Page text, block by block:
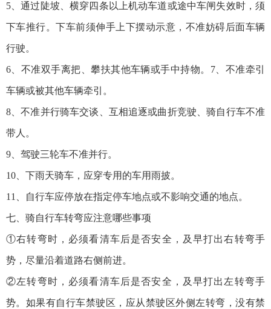
5、通过陡坡、横穿四条以上机动车道或途中车闸失效时，须
下车推行。下车前须伸手上下摆动示意，不准妨碍后面车辆
行驶。
6、不准双手离把、攀扶其他车辆或手中持物。7、不准牵引
车辆或被其他车辆牵引。
8、不准并行骑车交谈、互相追逐或曲折竞驶、骑自行车不准
带人。
9、驾驶三轮车不准并行。
10、下雨天骑车，应穿专用的车用雨披。
11、自行车应停放在指定停车地点或不影响交通的地点。
七、骑自行车转弯应注意哪些事项
①右转弯时，必须看清车后是否安全，及早打出右转弯手
势，尽量沿着道路右侧前进。
②左转弯时，必须看清车后是否安全，及早打出左转弯手
势。如果有自行车禁驶区，应从禁驶区外侧左转弯，没有禁